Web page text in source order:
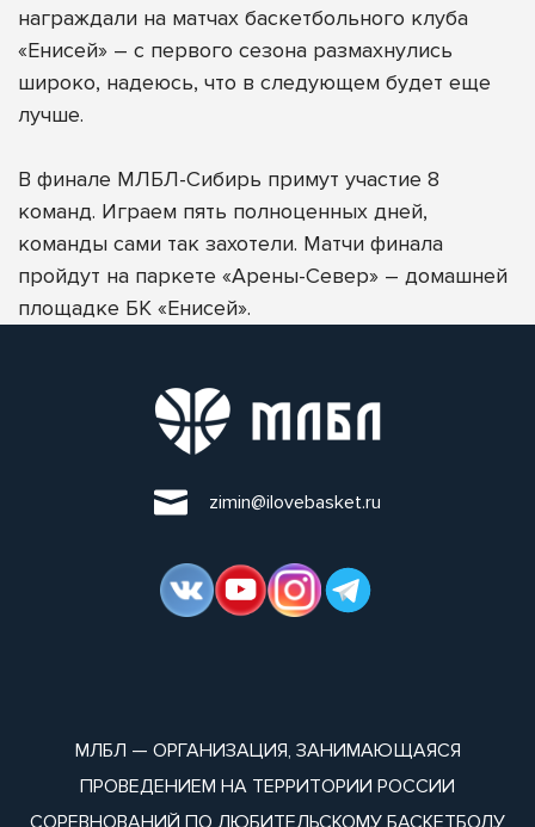
награждали на матчах баскетбольного клуба
«Енисей» – с первого сезона размахнулись
широко, надеюсь, что в следующем будет еще
лучше.
В финале МЛБЛ-Сибирь примут участие 8
команд. Играем пять полноценных дней,
команды сами так захотели. Матчи финала
пройдут на паркете «Арены-Север» – домашней
площадке БК «Енисей».
zimin@ilovebasket.ru
МЛБЛ — ОРГАНИЗАЦИЯ, ЗАНИМАЮЩАЯСЯ
ПРОВЕДЕНИЕМ НА ТЕРРИТОРИИ РОССИИ
СОРЕВНОВАНИЙ ПО ЛЮБИТЕЛЬСКОМУ БАСКЕТБОЛУ